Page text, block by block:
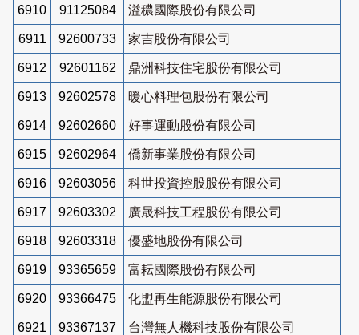
6910 91125084 溢穠國際股份有限公司
6911 92600733 家吉股份有限公司
6912 92601162 鼎洲科技住宅股份有限公司
6913 92602578 暖心料理包股份有限公司
6914 92602660 好事運動股份有限公司
6915 92602964 僑新事業股份有限公司
6916 92603056 科世投資控股股份有限公司
6917 92603302 廣晟科技工程股份有限公司
6918 92603318 優盛地股份有限公司
6919 93365659 富耘國際股份有限公司
6920 93366475 化盟再生能源股份有限公司
6921 93367137 台灣無人機科技股份有限公司